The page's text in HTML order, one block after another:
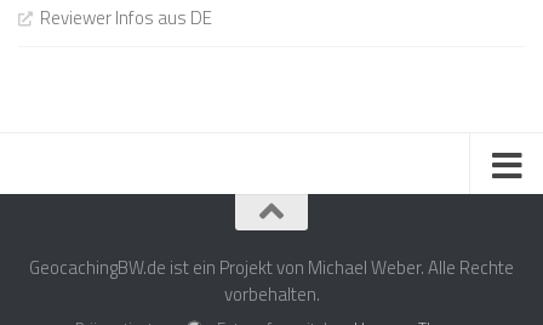
Reviewer Infos aus DE
GeocachingBW.de ist ein Projekt von Michael Weber. Alle Rechte
vorbehalten.